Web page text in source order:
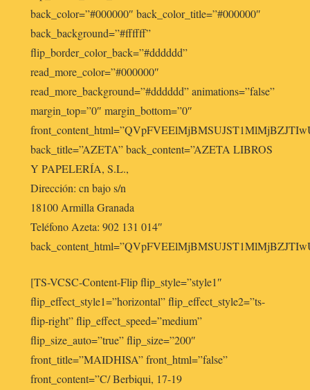
back_color=”#000000″ back_color_title=”#000000″
back_background=”#ffffff”
flip_border_color_back=”#dddddd”
read_more_color=”#000000″
read_more_background=”#dddddd” animations=”false”
margin_top=”0″ margin_bottom=”0″
back_title=”AZETA” back_content=”AZETA LIBROS
Y PAPELERÍA, S.L.,
Dirección: cn bajo s/n
18100 Armilla Granada
Teléfono Azeta: 902 131 014″
[TS-VCSC-Content-Flip flip_style=”style1″
flip_effect_style1=”horizontal” flip_effect_style2=”ts-
flip-right” flip_effect_speed=”medium”
flip_size_auto=”true” flip_size=”200″
front_title=”MAIDHISA” front_html=”false”
front_content=”C/ Berbiqui, 17-19